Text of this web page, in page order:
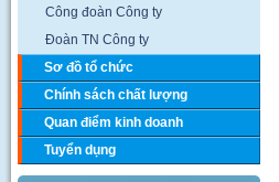
Công đoàn Công ty
Đoàn TN Công ty
Sơ đồ tổ chức
Chính sách chất lượng
Quan điểm kinh doanh
Tuyển dụng